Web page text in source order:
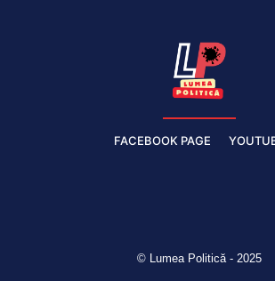
FACEBOOK PAGE
© Lumea Politică - 2025